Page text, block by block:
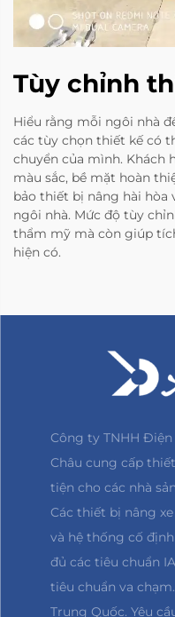
Tùy chỉnh
Hiểu rằng mỗi ngôi nhà
các tùy chọn thiết kế có
chuyển của mình. Khách
màu sắc, bề mặt hoàn
bảo thiết bị nâng hài
ngôi nhà. Mức độ tùy
thẩm mỹ mà còn giúp
hiện có.
Công ty TNHH
Châu cung cấp
tiện cho các nhà
Các thiết bị nâng
và hệ thống cố
đủ các tiêu chuẩn
tiêu chuẩn va
Trung Quốc. Yêu